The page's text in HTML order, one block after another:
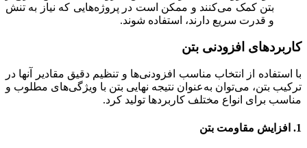
بتن کمک می‌کنند و ممکن است در پروژه‌هایی که نیاز به تنش
و قدرت سریع دارند، استفاده شوند.
کاربردهای افزودنی بتن
با استفاده از انتخاب مناسب افزودنی‌ها و تنظیم دقیق مقادیر آنها در
ترکیب بتن، می‌توان به‌عنوان نتیجه نهایی بتن با ویژگی‌های مطلوب و
مناسب برای انواع مختلف کاربردها تولید کرد.
1. افزایش مقاومت بتن